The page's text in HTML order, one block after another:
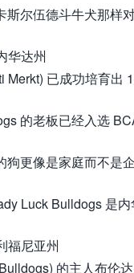
尔伍德斗牛犬那样
华达州
Merkt) 已成功培育出
的老板已经入选
更像是家庭而不是
Luck Bulldogs 是
尼亚州
的主人布伦